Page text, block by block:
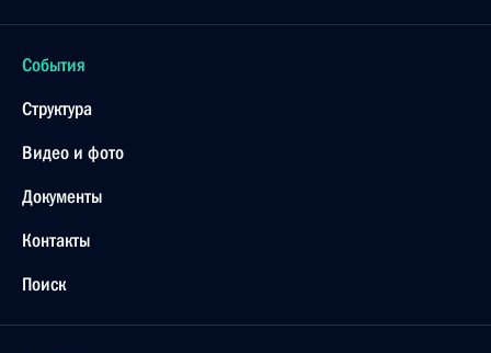
События
Структура
Видео и фото
Документы
Контакты
Поиск